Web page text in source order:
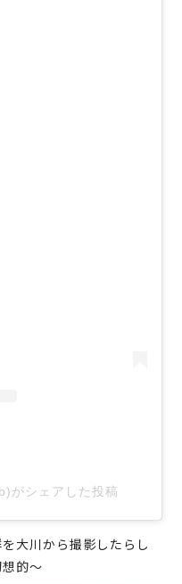
がシェアした投稿
大川から撮影したらし
的～